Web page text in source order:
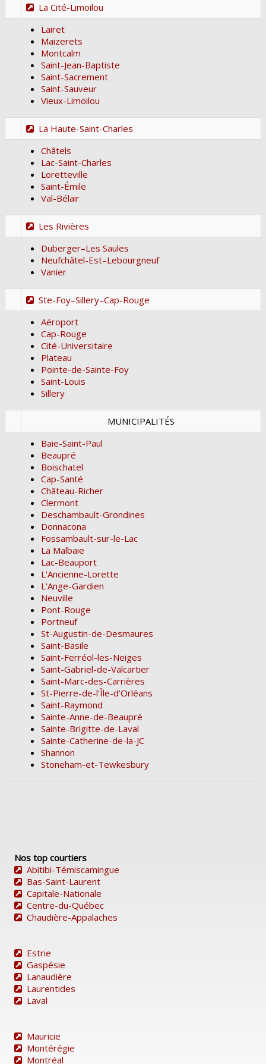
La Cité-Limoilou
Lairet
Maizerets
Montcalm
Saint-Jean-Baptiste
Saint-Sacrement
Saint-Sauveur
Vieux-Limoilou
La Haute-Saint-Charles
Châtels
Lac-Saint-Charles
Loretteville
Saint-Émile
Val-Bélair
Les Rivières
Duberger–Les Saules
Neufchâtel-Est–Lebourgneuf
Vanier
Ste-Foy–Sillery–Cap-Rouge
Aéroport
Cap-Rouge
Cité-Universitaire
Plateau
Pointe-de-Sainte-Foy
Saint-Louis
Sillery
MUNICIPALITÉS
Baie-Saint-Paul
Beaupré
Boischatel
Cap-Santé
Château-Richer
Clermont
Deschambault-Grondines
Donnacona
Fossambault-sur-le-Lac
La Malbaie
Lac-Beauport
L'Ancienne-Lorette
L'Ange-Gardien
Neuville
Pont-Rouge
Portneuf
St-Augustin-de-Desmaures
Saint-Basile
Saint-Ferréol-les-Neiges
Saint-Gabriel-de-Valcartier
Saint-Marc-des-Carrières
St-Pierre-de-l'Île-d'Orléans
Saint-Raymond
Sainte-Anne-de-Beaupré
Sainte-Brigitte-de-Laval
Sainte-Catherine-de-la-JC
Shannon
Stoneham-et-Tewkesbury
Nos top courtiers
Abitibi-Témiscamingue
Bas-Saint-Laurent
Capitale-Nationale
Centre-du-Québec
Chaudière-Appalaches
Estrie
Gaspésie
Lanaudière
Laurentides
Laval
Mauricie
Montérégie
Montréal